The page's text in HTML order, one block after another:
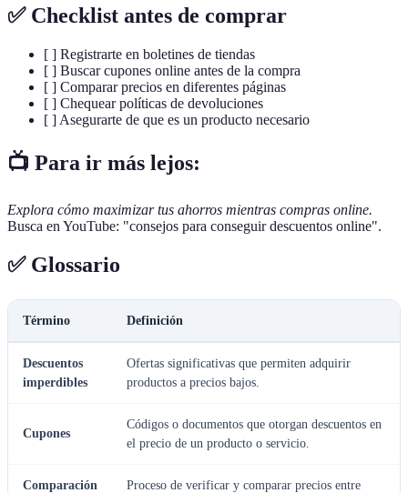
✅ Checklist antes de comprar
[ ] Registrarte en boletines de tiendas
[ ] Buscar cupones online antes de la compra
[ ] Comparar precios en diferentes páginas
[ ] Chequear políticas de devoluciones
[ ] Asegurarte de que es un producto necesario
📺 Para ir más lejos:
Explora cómo maximizar tus ahorros mientras compras online.
Busca en YouTube: "consejos para conseguir descuentos online".
✅ Glossario
Término Definición
Descuentos
imperdibles
Ofertas significativas que permiten adquirir
productos a precios bajos.
Cupones
Códigos o documentos que otorgan descuentos en
el precio de un producto o servicio.
Comparación
Proceso de verificar y comparar precios entre